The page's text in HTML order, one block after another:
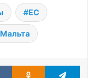
ЕС
Мальта
VKontakteOdnoklassniki